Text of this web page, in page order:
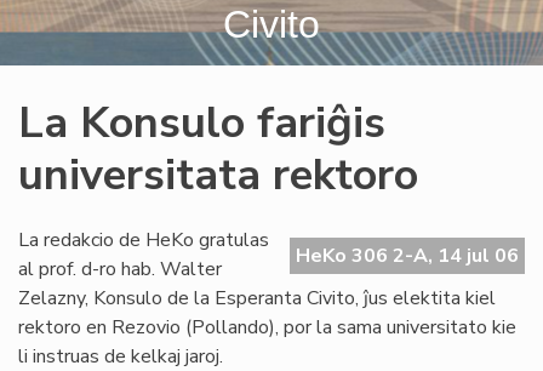
Civito
La Konsulo fariĝis
universitata rektoro
HeKo 306 2-A, 14 jul 06
La redakcio de HeKo gratulas
al prof. d-ro hab. Walter
Zelazny, Konsulo de la Esperanta Civito, ĵus elektita kiel
rektoro en Rezovio (Pollando), por la sama universitato kie
li instruas de kelkaj jaroj.